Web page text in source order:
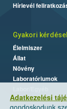
Adatkezelési
gondoskodunk
Hírlevél
Gyakori
Élelmiszer
Állat
Növény
Laboratóriumok